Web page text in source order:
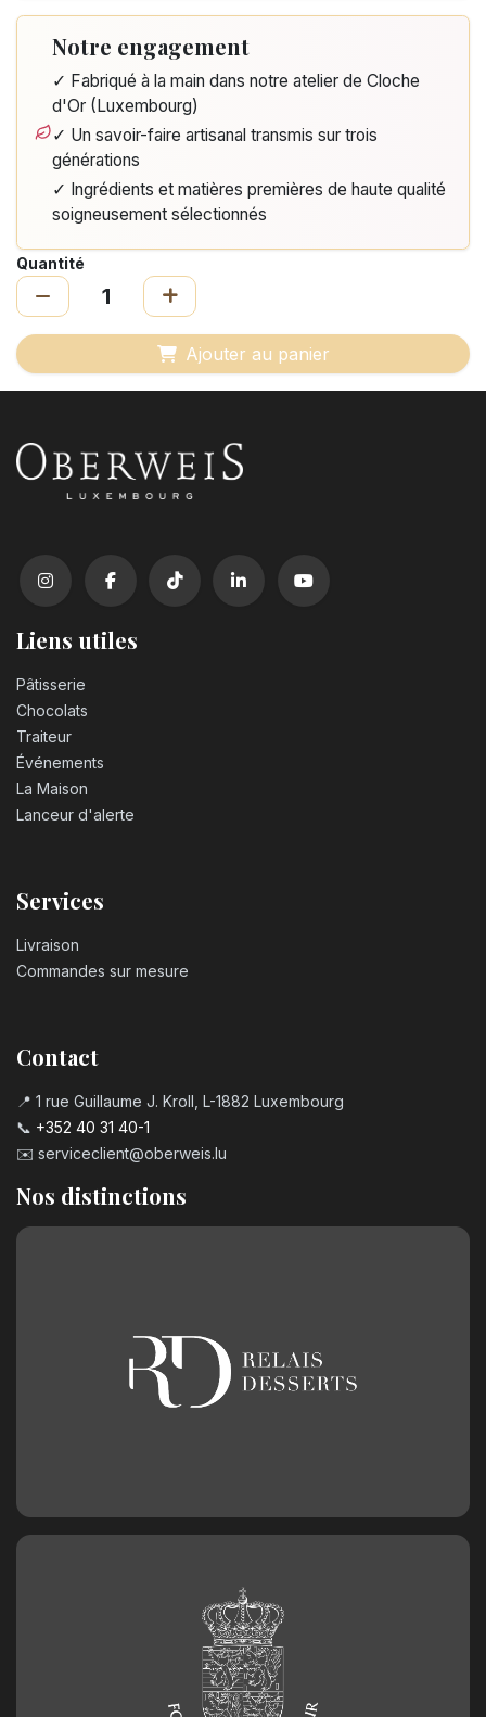
Notre engagement
✓ Fabriqué à la main dans notre atelier de Cloche
d'Or (Luxembourg)
✓ Un savoir-faire artisanal transmis sur trois
générations
✓ Ingrédients et matières premières de haute qualité
soigneusement sélectionnés
Quantité
Ajouter au panier
Liens utiles
Pâtisserie
Chocolats
Traiteur
Événements
La Maison
Lanceur d'alerte
Services
Livraison
Commandes sur mesure
Contact
📍 1 rue Guillaume J. Kroll, L-1882 Luxembourg
📞 +352 40 31 40-1
✉️ serviceclient@oberweis.lu
Nos distinctions